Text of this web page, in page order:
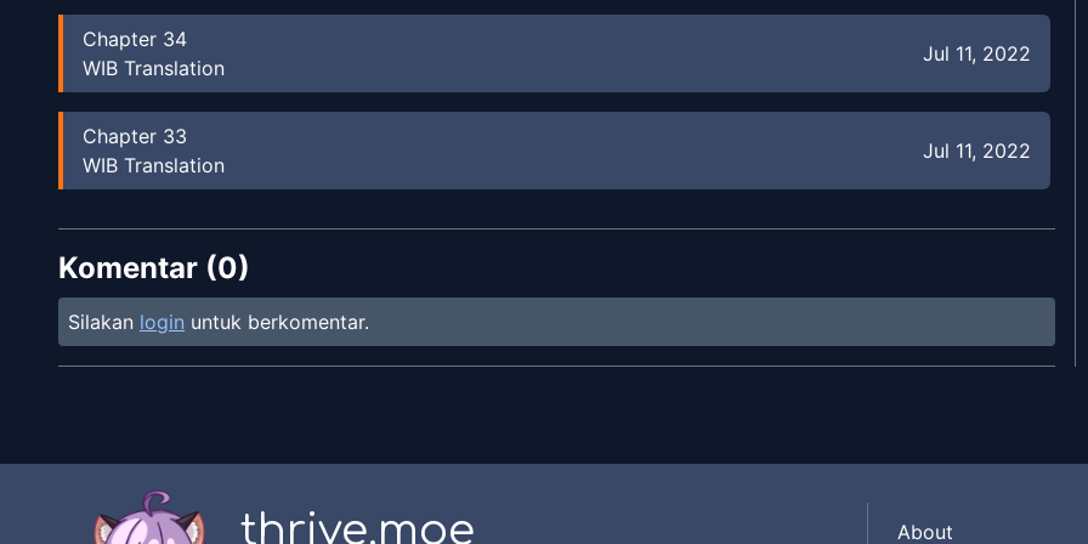
Chapter 34
WIB Translation
Jul 11, 2022
Chapter 33
WIB Translation
Jul 11, 2022
Chapter32
WIB Translation
Chapter31
WIB Translation
Jul 11, 2022
Chapter 29
Komentar (0)
Silakan login untuk berkomentar.
thrive.moe About